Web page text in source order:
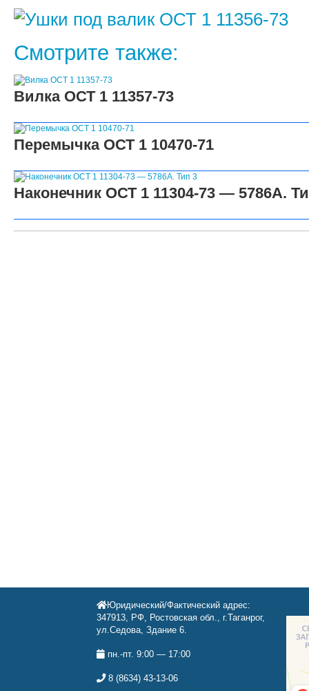
Смотрите также:
Вилка ОСТ 1 11357-73
Перемычка ОСТ 1 10470-71
Наконечник ОСТ 1 11304-73 — 5786А.
Юридический/Фактический адрес:
347913, РФ, Ростовская обл., г.Таганрог,
ул.Седова, Здание 6.
пн.-пт. 9:00 — 17:00
8 (8634) 43-13-06